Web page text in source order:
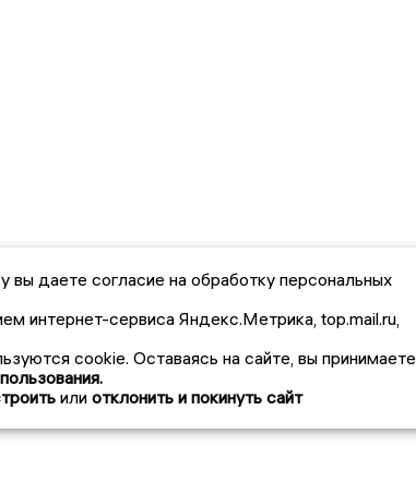
вы даете согласие на обработку персональных
интернет-сервиса Яндекс.Метрика, top.mail.ru,
cookie. Оставаясь на сайте, вы принимаете
или отклонить и покинуть сайт